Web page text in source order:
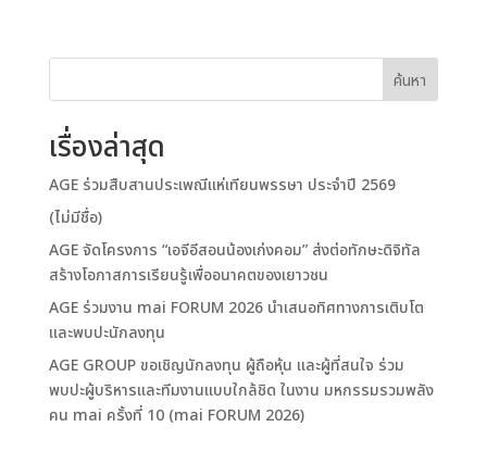
ค้นหา
เรื่องล่าสุด
AGE ร่วมสืบสานประเพณีแห่เทียนพรรษา ประจำปี 2569
(ไม่มีชื่อ)
AGE จัดโครงการ “เอจีอีสอนน้องเก่งคอม” ส่งต่อทักษะดิจิทัล
สร้างโอกาสการเรียนรู้เพื่ออนาคตของเยาวชน
AGE ร่วมงาน mai FORUM 2026 นำเสนอทิศทางการเติบโต
และพบปะนักลงทุน
AGE GROUP ขอเชิญนักลงทุน ผู้ถือหุ้น และผู้ที่สนใจ ร่วม
พบปะผู้บริหารและทีมงานแบบใกล้ชิด ในงาน มหกรรมรวมพลัง
คน mai ครั้งที่ 10 (mai FORUM 2026)